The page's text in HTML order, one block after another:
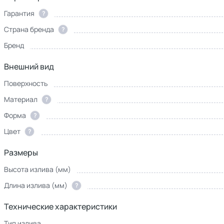
Гарантия ?
Страна бренда
?
Бренд
Внешний вид
Поверхность
Материал
?
Форма
?
Цвет
?
Размеры
Высота излива (мм)
Длина излива (мм)
?
Технические характеристики